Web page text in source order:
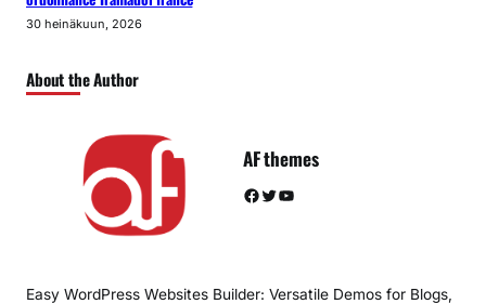
30 heinäkuun, 2026
About the Author
AF themes
Facebook Twitter YouTube
Easy WordPress Websites Builder: Versatile Demos for Blogs,